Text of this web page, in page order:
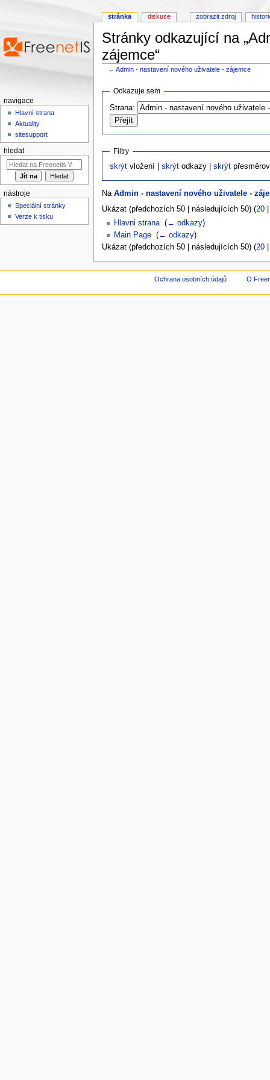
Stránky odkazující na
zájemce“
←Admin - nastavení nového uživatele - zájemce
Odkazuje sem
Strana:
Filtry
skrýt vložení |skrýt odkazy |skrýt
Na Admin - nastavení nového uživatele -
Ukázat (předchozích 50 | následujících 50) (20
Hlavni strana‎ (← odkazy)
Main Page‎ (← odkazy)
Ukázat (předchozích 50 | následujících 50) (20
stránka diskuse zobrazit zdroj
navigace
Hlavní strana
Aktuality
sitesupport
hledat
nástroje
Speciální stránky
Verze k tisku
Ochrana osobních údajů O